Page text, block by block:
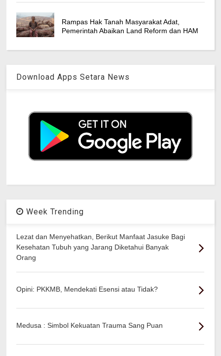
Rampas Hak Tanah Masyarakat Adat,
Pemerintah Abaikan Land Reform dan HAM
Download Apps Setara News
Week Trending
Lezat dan Menyehatkan, Berikut Manfaat Jasuke Bagi
Kesehatan Tubuh yang Jarang Diketahui Banyak
Orang
Opini: PKKMB, Mendekati Esensi atau Tidak?
Medusa : Simbol Kekuatan Trauma Sang Puan